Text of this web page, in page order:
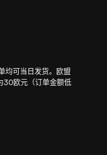
均可当日发货。欧盟
30欧元（订单金额低